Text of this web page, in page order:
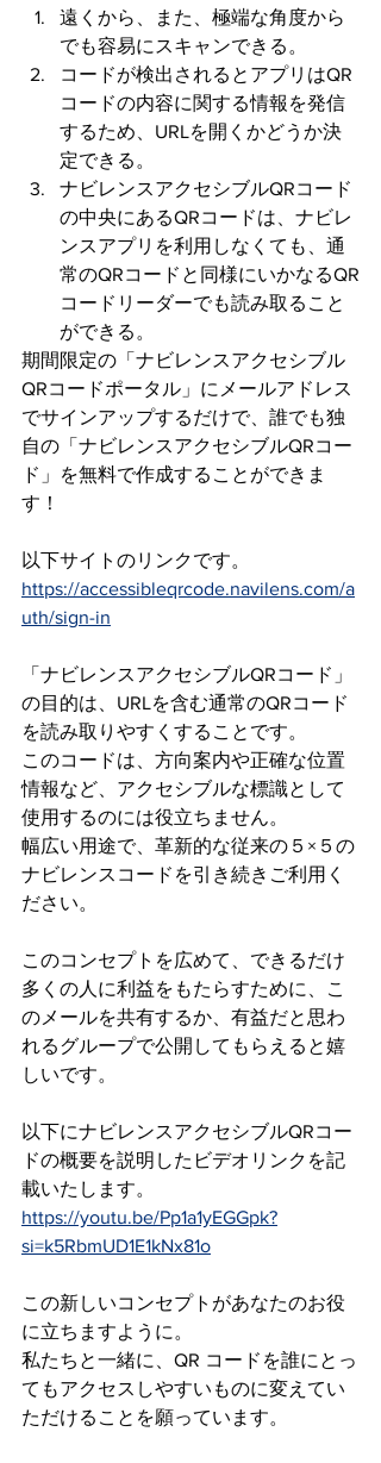
遠くから、また、極端な角度から
でも容易にスキャンできる。
コードが検出されるとアプリはQR
コードの内容に関する情報を発信
するため、URLを開くかどうか決
定できる。
ナビレンスアクセシブルQRコード
の中央にあるQRコードは、ナビレ
ンスアプリを利用しなくても、通
常のQRコードと同様にいかなるQR
コードリーダーでも読み取ること
ができる。
期間限定の「ナビレンスアクセシブル
QRコードポータル」にメールアドレス
でサインアップするだけで、誰でも独
自の「ナビレンスアクセシブルQRコー
ド」を無料で作成することができま
す！
以下サイトのリンクです。
https://accessibleqrcode.navilens.com/a
uth/sign-in
「ナビレンスアクセシブルQRコード」
の目的は、URLを含む通常のQRコード
を読み取りやすくすることです。
このコードは、方向案内や正確な位置
情報など、アクセシブルな標識として
使用するのには役立ちません。
幅広い用途で、革新的な従来の５×５の
ナビレンスコードを引き続きご利用く
ださい。
このコンセプトを広めて、できるだけ
多くの人に利益をもたらすために、こ
のメールを共有するか、有益だと思わ
れるグループで公開してもらえると嬉
しいです。
以下にナビレンスアクセシブルQRコー
ドの概要を説明したビデオリンクを記
載いたします。
https://youtu.be/Pp1a1yEGGpk?
si=k5RbmUD1E1kNx81o
この新しいコンセプトがあなたのお役
に立ちますように。
私たちと一緒に、QR コードを誰にとっ
てもアクセスしやすいものに変えてい
ただけることを願っています。